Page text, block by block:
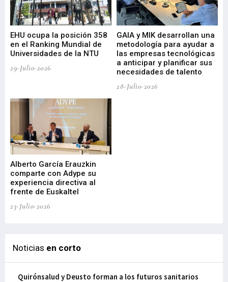
EHU ocupa la posición 358
en el Ranking Mundial de
Universidades de la NTU
29-Julio-2026
GAIA y MIK desarrollan una
metodología para ayudar a
las empresas tecnológicas
a anticipar y planificar sus
necesidades de talento
28-Julio-2026
Alberto García Erauzkin
comparte con Adype su
experiencia directiva al
frente de Euskaltel
23-Julio-2026
Noticias en corto
Quirónsalud y Deusto forman a los futuros sanitarios